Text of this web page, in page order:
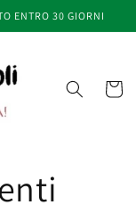
ENTRO 30 GIORNI
Carrello